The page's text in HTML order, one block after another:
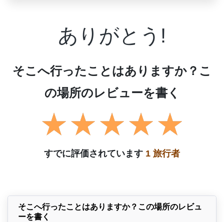
ありがとう!
そこへ行ったことはありますか？こ
の場所のレビューを書く
すでに評価されています 1 旅行者
そこへ行ったことはありますか？この場所のレビュ
ーを書く